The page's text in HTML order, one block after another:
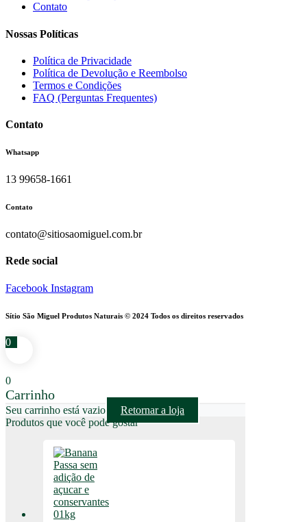
Contato
Nossas Políticas
Política de Privacidade
Política de Devolução e Reembolso
Termos e Condições
FAQ (Perguntas Frequentes)
Contato
Whatsapp
13 99658-1661
Contato
contato@sitiosaomiguel.com.br
Rede social
Facebook Instagram
Sítio São Miguel Produtos Naturais © 2024 Todos os direitos reservados
0
0
Carrinho
Seu carrinho está vazio
Retornar a loja
Produtos que você pode gostar